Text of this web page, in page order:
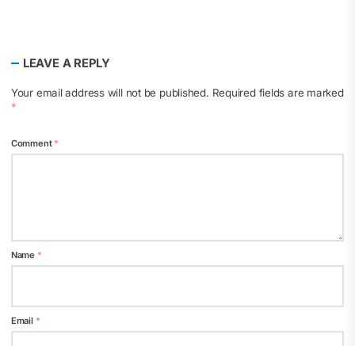
LEAVE A REPLY
Your email address will not be published. Required fields are marked
*
Comment *
Name *
Email *